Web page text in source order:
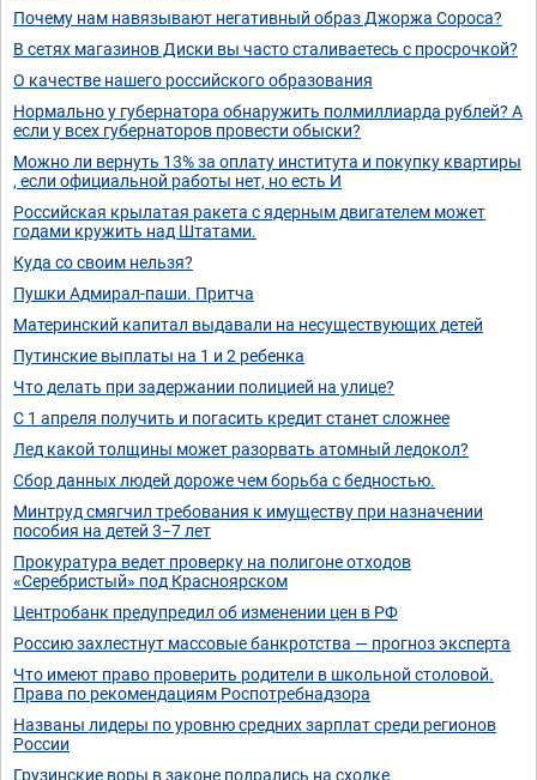
Почему нам навязывают негативный образ Джоржа Сороса?
В сетях магазинов Диски вы часто сталиваетесь с просрочкой?
О качестве нашего российского образования
Нормально у губернатора обнаружить полмиллиарда рублей? А
если у всех губернаторов провести обыски?
Можно ли вернуть 13% за оплату института и покупку квартиры
, если официальной работы нет, но есть И
Российская крылатая ракета с ядерным двигателем может
годами кружить над Штатами.
Куда со своим нельзя?
Пушки Адмирал-паши. Притча
Материнский капитал выдавали на несуществующих детей
Путинские выплаты на 1 и 2 ребенка
Что делать при задержании полицией на улице?
С 1 апреля получить и погасить кредит станет сложнее
Лед какой толщины может разорвать атомный ледокол?
Сбор данных людей дороже чем борьба с бедностью.
Минтруд смягчил требования к имуществу при назначении
пособия на детей 3−7 лет
Прокуратура ведет проверку на полигоне отходов
«Серебристый» под Красноярском
Центробанк предупредил об изменении цен в РФ
Россию захлестнут массовые банкротства — прогноз эксперта
Что имеют право проверить родители в школьной столовой.
Права по рекомендациям Роспотребнадзора
Названы лидеры по уровню средних зарплат среди регионов
России
Грузинские воры в законе подрались на сходке